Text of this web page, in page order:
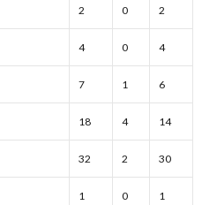
2 0 2
4 0 4
7 1 6
18 4 14
32 2 30
1 0 1